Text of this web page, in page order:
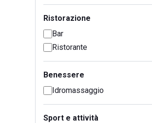
Ristorazione
Bar
Ristorante
Benessere
Idromassaggio
Sport e attività